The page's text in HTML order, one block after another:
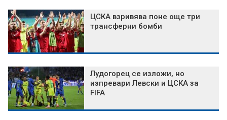
ЦСКА взривява поне още три
трансферни бомби
Лудогорец се изложи, но
изпревари Левски и ЦСКА за
FIFA